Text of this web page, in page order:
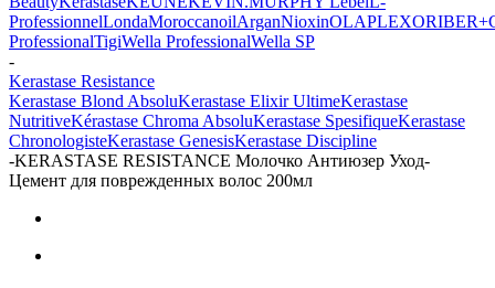
ProfessionnelLondaMoroccanoilArganNiохinOLAPLEXORIBE
ProfessionalTigiWella ProfessionalWella SP
-
Kerastase Resistance
Kerastase Blond AbsoluKerastase Elixir UltimeKerastase
NutritiveKérastase Chroma AbsoluKerastase SpesifiqueKerastase
ChronologisteKerastase GenesisKerastase Discipline
-KERASTASE RESISTANCE Молочко Антиюзер Уход-
Цемент для поврежденных волос 200мл